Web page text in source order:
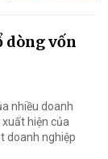
dòng vốn
nhiều doanh
hiện của
doanh nghiệp